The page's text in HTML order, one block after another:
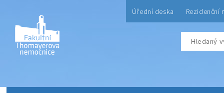
Úřední deska Rezidenční